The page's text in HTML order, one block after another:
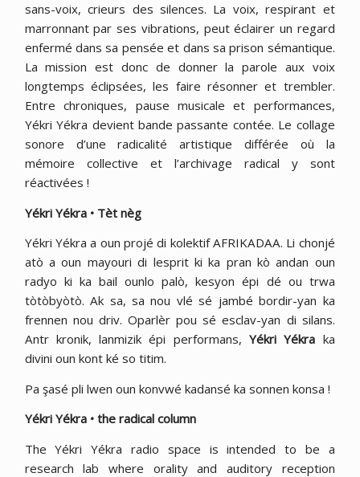
sans-voix, crieurs des silences. La voix, respirant et
marronnant par ses vibrations, peut éclairer un regard
enfermé dans sa pensée et dans sa prison sémantique.
La mission est donc de donner la parole aux voix
longtemps éclipsées, les faire résonner et trembler.
Entre chroniques, pause musicale et performances,
Yékri Yékra devient bande passante contée. Le collage
sonore d’une radicalité artistique différée où la
mémoire collective et l’archivage radical y sont
réactivées !
Yékri Yékra • Tèt nèg
Yékri Yékra a oun projé di kolektif AFRIKADAA. Li chonjé
atò a oun mayouri di lesprit ki ka pran kò andan oun
radyo ki ka bail ounlo palò, kesyon épi dé ou trwa
tòtòbyòtò. Ak sa, sa nou vlé sé jambé bordir-yan ka
frennen nou driv. Oparlèr pou sé esclav-yan di silans.
Antr kronik, lanmizik épi performans, Yékri Yékra ka
divini oun kont ké so titim.
Pa şasé pli lwen oun konvwé kadansé ka sonnen konsa !
Yékri Yékra • the radical column
The Yékri Yékra radio space is intended to be a
research lab where orality and auditory reception